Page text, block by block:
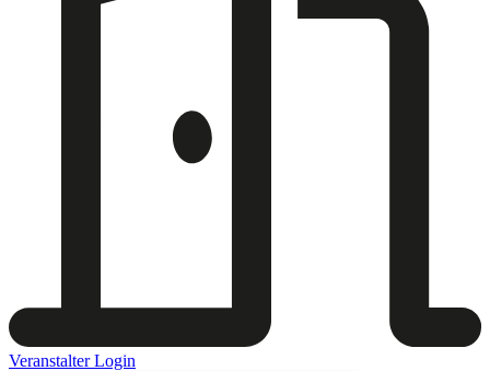
Veranstalter Login